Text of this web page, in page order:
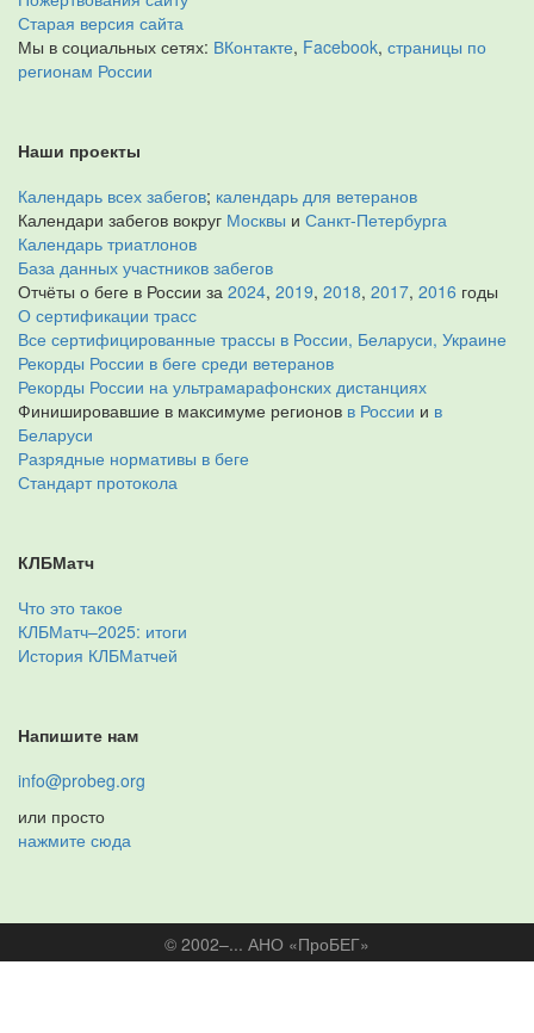
Старая версия сайта
Мы в социальных сетях: ВКонтакте, Facebook, страницы по
регионам России
Наши проекты
Календарь всех забегов; календарь для ветеранов
Календари забегов вокруг Москвы и Санкт-Петербурга
Календарь триатлонов
База данных участников забегов
Отчёты о беге в России за 2024, 2019, 2018, 2017, 2016 годы
О сертификации трасс
Все сертифицированные трассы в России, Беларуси, Украине
Рекорды России в беге среди ветеранов
Рекорды России на ультрамарафонских дистанциях
Финишировавшие в максимуме регионов в России и в
Беларуси
Разрядные нормативы в беге
Стандарт протокола
КЛБМатч
Что это такое
КЛБМатч–2025: итоги
История КЛБМатчей
Напишите нам
info@probeg.org
или просто
нажмите сюда
© 2002–... АНО «ПроБЕГ»